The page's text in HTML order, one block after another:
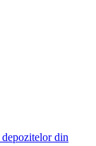
din